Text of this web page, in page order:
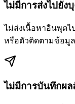
ไม่มีการส่งไปยัง
ไม่ส่งเนื้อหาอินพุตไ
หรือตัวติดตามข้อมูล
ไม่มีการบันทึกผ